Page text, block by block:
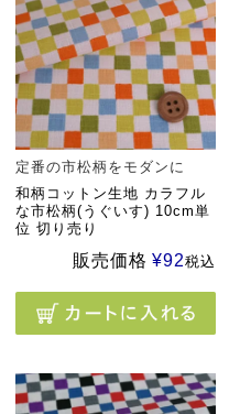
定番の市松柄をモダンに
和柄コットン生地 カラフル
な市松柄(うぐいす) 10cm単
位 切り売り
販売価格 ¥92税込